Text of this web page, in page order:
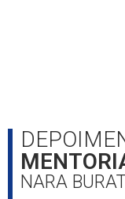
NARA